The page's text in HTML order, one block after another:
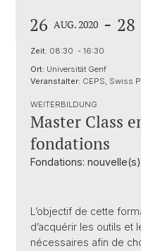
26 AUG. 2020 - 28
Zeit: 08:30 - 16:30
Ort: Universität Genf
Veranstalter: CEPS, Swiss
WEITERBILDUNG
Master Class
fondations
Fondations:
L’objectif de cette
d’acquérir les outils et
nécessaires afin de